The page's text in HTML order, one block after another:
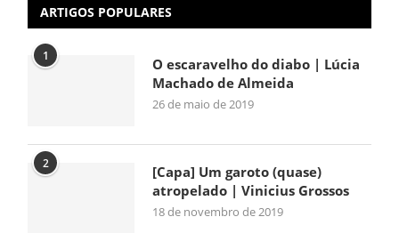
ARTIGOS POPULARES
1
O escaravelho do diabo | Lúcia
Machado de Almeida
26 de maio de 2019
2
[Capa] Um garoto (quase)
atropelado | Vinicius Grossos
18 de novembro de 2019